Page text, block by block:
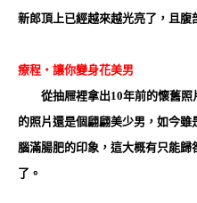
新郎頂上已經越來越光亮了，且
療程‧讓你變身花美男
從抽屜裡拿出10年前的懷舊照
的照片還是個翩翩美少男，如今
腦滿腸肥的印象，這大概有只能
了。